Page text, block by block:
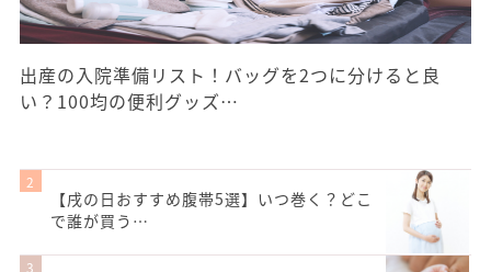
出産の入院準備リスト！バッグを2つに分けると良
い？100均の便利グッズ…
【戌の日おすすめ腹帯5選】いつ巻く？どこ
で誰が買う…